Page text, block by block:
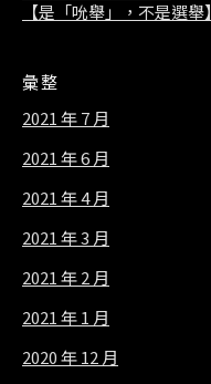
【是「吮舉」，不是選舉】
彙整
2021 年 7 月
2021 年 6 月
2021 年 4 月
2021 年 3 月
2021 年 2 月
2021 年 1 月
2020 年 12 月